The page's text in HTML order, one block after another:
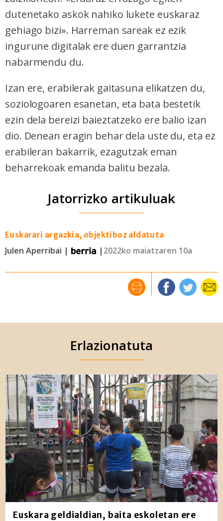
dutenetako askok nahiko lukete euskaraz
gehiago bizi». Harreman sareak ez ezik
ingurune digitalak ere duen garrantzia
nabarmendu du.
Izan ere, erabilerak gaitasuna elikatzen du,
soziologoaren esanetan, eta bata bestetik
ezin dela bereizi baieztatzeko ere balio izan
dio. Denean eragin behar dela uste du, eta ez
erabileran bakarrik, ezagutzak eman
beharrekoak emanda balitu bezala.
Jatorrizko artikuluak
Euskarari argazkia, objektiboz aldatuta
Julen Aperribai | | 2022ko maiatzaren 10a
Erlazionatuta
Euskara geldialdian, baita eskoletan ere